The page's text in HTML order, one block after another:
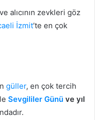
alıcının zevkleri göz
İzmit’te en çok
güller, en çok tercih
Sevgililer Günü ve yıl